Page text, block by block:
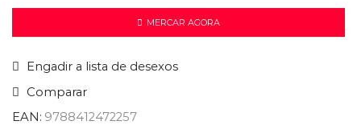
MERCAR AGORA
Engadir a lista de desexos
Comparar
EAN: 9788412472257